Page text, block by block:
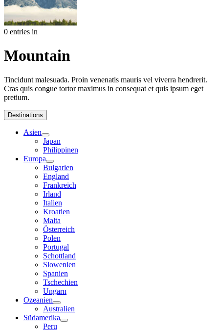
0 entries in
Mountain
Tincidunt malesuada. Proin venenatis mauris vel viverra hendrerit.
Cras quis congue tortor maximus in consequat et quis ipsum eget
pretium.
Destinations
Asien
Japan
Philippinen
Europa
Bulgarien
England
Frankreich
Irland
Italien
Kroatien
Malta
Österreich
Polen
Portugal
Schottland
Slowenien
Spanien
Tschechien
Ungarn
Ozeanien
Australien
Südamerika
Peru